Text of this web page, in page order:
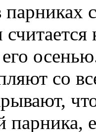
его
со
парника,